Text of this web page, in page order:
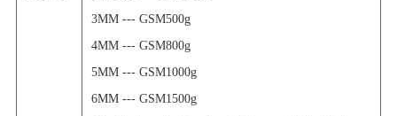
3MM --- GSM500g
4MM --- GSM800g
5MM --- GSM1000g
6MM --- GSM1500g